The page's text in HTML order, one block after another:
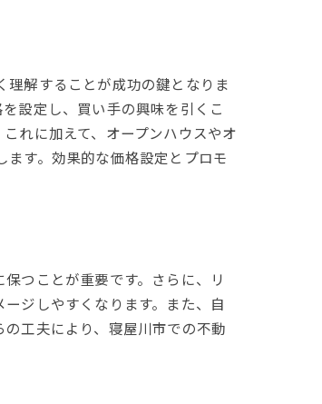
解することが成功の鍵となりま
設定し、買い手の興味を引くこ
れに加えて、オープンハウスやオ
す。効果的な価格設定とプロモ
つことが重要です。さらに、リ
ジしやすくなります。また、自
工夫により、寝屋川市での不動